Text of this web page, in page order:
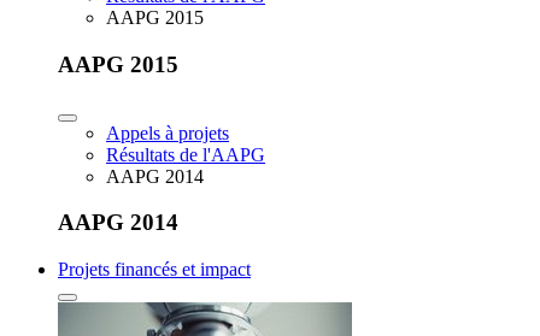
AAPG 2015
AAPG 2015
Appels à projets
Résultats de l'AAPG
AAPG 2014
AAPG 2014
Projets financés et impact